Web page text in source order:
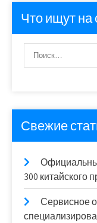
Что ищут на
Свежие
300 китайского
Сервисное